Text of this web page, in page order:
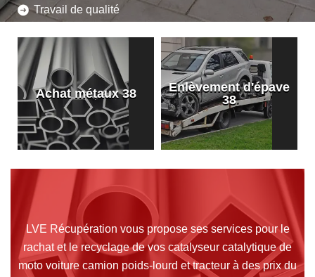
Travail de qualité
Achat métaux 38
Enlèvement d'épave
38
LVE Récupération vous propose ses services pour le
rachat et le recyclage de vos catalyseur catalytique de
moto voiture camion poids-lourd et tracteur à des prix du